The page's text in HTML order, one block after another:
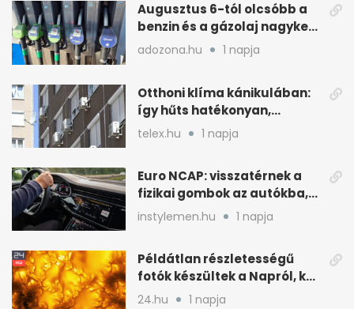
Augusztus 6-tól olcsóbb a
benzin és a gázolaj nagyker
ára
adozona.hu 1 napja
Otthoni klíma kánikulában:
így hűts hatékonyan,
kevesebb árammal
telex.hu 1 napja
Euro NCAP: visszatérnek a
fizikai gombok az autókba,
kevesebb nyomkodással
instylemen.hu 1 napja
Példátlan részletességű
fotók készültek a Napról, két
rejtély is tisztulhat
24.hu 1 napja